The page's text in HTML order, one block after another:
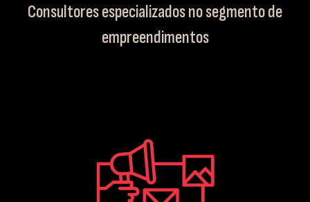
Consultores especializados no segmento de
empreendimentos